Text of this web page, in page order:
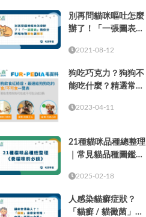
別再問貓咪嘔吐怎麼
辦了！「一張圖表」
與頻率
2021-08-12
狗吃巧克力？狗狗不
能吃什麼？精選常見
2023-04-11
21種貓咪品種總整理
｜常見貓品種圖鑑，
2025-02-18
人感染貓癬症狀？
「貓癬 / 貓黴菌」治